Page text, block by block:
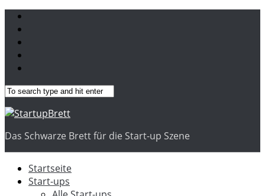
Das Schwarze Brett für die Start-up Szene
Startseite
Start-ups